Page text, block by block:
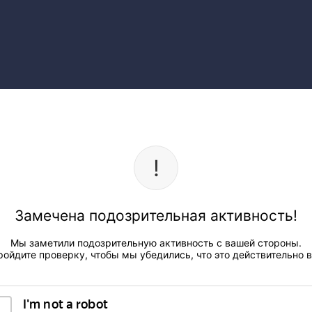
Замечена подозрительная активность!
Мы заметили подозрительную активность с вашей стороны.
проверку, чтобы мы убедились, что это действительно